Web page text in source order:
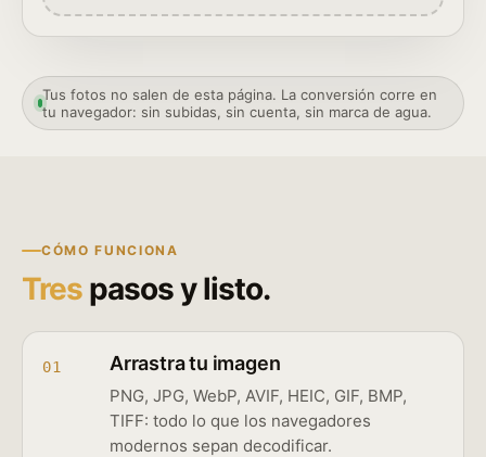
Tus fotos no salen de esta página. La conversión corre en
tu navegador: sin subidas, sin cuenta, sin marca de agua.
CÓMO FUNCIONA
Tres pasos y listo.
01 Arrastra tu imagen
PNG, JPG, WebP, AVIF, HEIC, GIF, BMP,
TIFF: todo lo que los navegadores
modernos sepan decodificar.